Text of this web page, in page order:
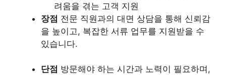
려움을 겪는 고객 지원
장점 전문 직원과의 대면 상담을 통해 신뢰감
을 높이고, 복잡한 서류 업무를 지원받을 수
있습니다.
단점 방문해야 하는 시간과 노력이 필요하며,